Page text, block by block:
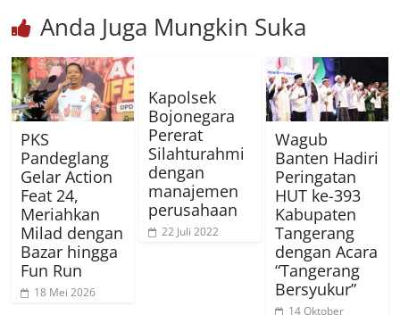
Anda Juga Mungkin Suka
PKS
Pandeglang
Gelar Action
Feat 24,
Meriahkan
Milad dengan
Bazar hingga
Fun Run
18 Mei 2026
Kapolsek
Bojonegara
Pererat
Silahturahmi
dengan
manajemen
perusahaan
22 Juli 2022
Wagub
Banten Hadiri
Peringatan
HUT ke-393
Kabupaten
Tangerang
dengan Acara
“Tangerang
Bersyukur”
14 Oktober